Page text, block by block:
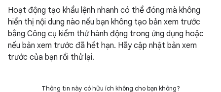
Hoạt động tạo khẩu lệnh nhanh có thể đóng mà không
hiển thị nội dung nào nếu bạn không tạo bản xem trước
bằng Công cụ kiểm thử hành động trong ứng dụng hoặc
nếu bản xem trước đã hết hạn. Hãy cập nhật bản xem
trước của bạn rồi thử lại.
Thông tin này có hữu ích không cho bạn không?